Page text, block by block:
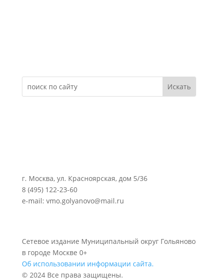
г. Москва, ул. Красноярская, дом 5/36
8 (495) 122-23-60
e-mail: vmo.golyanovo@mail.ru
Сетевое издание Муниципальный округ Гольяново
в городе Москве 0+
Об использовании информации сайта.
© 2024 Все права защищены.